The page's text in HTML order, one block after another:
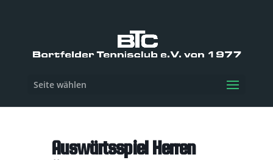
Seite wählen
Auswärtsspiel Herren